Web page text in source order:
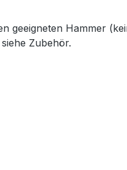
geeigneten Hammer
Zubehör.